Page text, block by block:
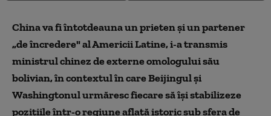
China va fi întotdeauna un prieten şi un partener
„de încredere" al Americii Latine, i-a transmis
ministrul chinez de externe omologului său
bolivian, în contextul în care Beijingul şi
Washingtonul urmăresc fiecare să îşi stabilizeze
poziţiile într-o regiune aflată istoric sub sfera de